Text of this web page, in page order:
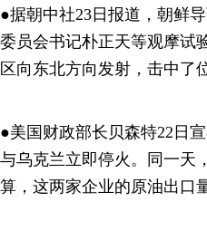
●据朝中社23日报道，朝鲜
委员会书记朴正天等观摩试
区向东北方向发射，击中了
●美国财政部长贝森特22日
与乌克兰立即停火。同一天
算，这两家企业的原油出口